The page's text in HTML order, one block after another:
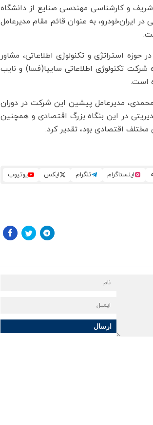
و کارشناسی مهندسی صنایع از دانشگاه
به عنوان قائم مقام مدیرعامل
استراتژی و تکنولوژی اطلاعاتی، مشاور
تکنولوژی اطلاعاتی سایپا(فسا) و نایب
است.
مدیرعامل پیشین این شرکت در دوران
دوران گذار مدیریتی در این بنگاه بزرگ اقتصادی و همچنین
اقتصادی بود، تقدیر کرد.
اینستاگرام تلگرام ایکس یوتیوب
ارسال